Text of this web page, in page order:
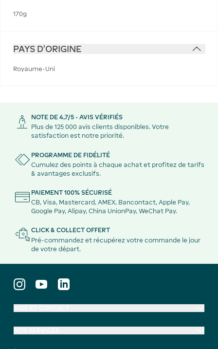
170g
PAYS D'ORIGINE
Royaume-Uni
NOTE DE 4,7/5 - AVIS VÉRIFIÉS
Plus de 125 000 avis clients disponibles. Votre
satisfaction est notre priorité.
PROGRAMME DE FIDÉLITÉ
Cumulez des points à chaque achat et profitez de tarifs
& avantages exclusifs.
PAIEMENT 100% SÉCURISÉ
CB, Visa, Mastercard, AMEX, Bancontact, Apple Pay,
Google Pay, Alipay, China UnionPay, WeChat Pay.
CLICK & COLLECT OFFERT
Pré-commandez et récupérez votre commande le jour
de votre départ.